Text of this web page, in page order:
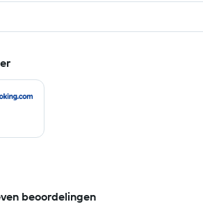
beoordelingen